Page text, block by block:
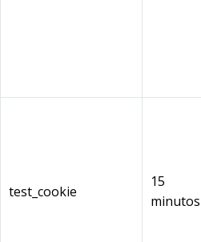
test_cookie
15
minutos